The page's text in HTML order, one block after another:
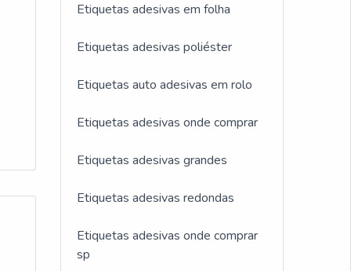
Etiquetas adesivas em folha
Etiquetas adesivas poliéster
Etiquetas auto adesivas em rolo
Etiquetas adesivas onde comprar
Etiquetas adesivas grandes
Etiquetas adesivas redondas
Etiquetas adesivas onde comprar
sp